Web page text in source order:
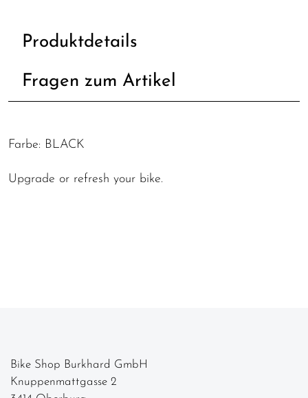
Produktdetails
Fragen zum Artikel
Farbe: BLACK
Upgrade or refresh your bike.
Bike Shop Burkhard GmbH
Knuppenmattgasse 2